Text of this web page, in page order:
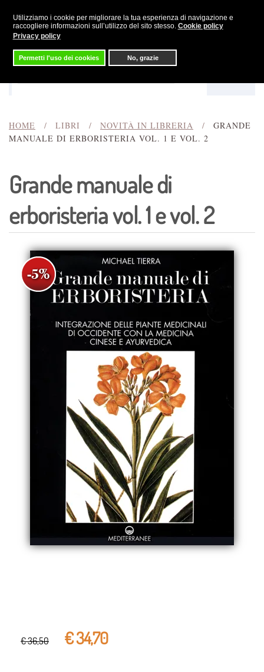
Utilizziamo i cookie per migliorare la tua esperienza di navigazione e
raccogliere informazioni sull’utilizzo del sito stesso. Cookie policy
Privacy policy
Permetti l'uso dei cookies No, grazie
Skip to main content
HOME LIBRI NOVITÀ IN LIBRERIA
GRANDE
MANUALE DI ERBORISTERIA VOL. 1 E VOL. 2
Grande manuale di
erboristeria vol. 1 e vol. 2
€ 36,50 € 34,70